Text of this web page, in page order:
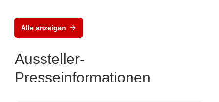
Alle anzeigen
Aussteller-
Presseinformationen